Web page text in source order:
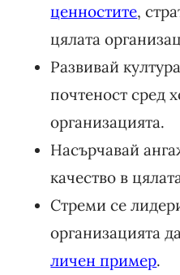
ценностите,
цялата
Развивай
почтеност сред
организацията.
Насърчавай
качество в
Стреми се
организацията
личен пример.